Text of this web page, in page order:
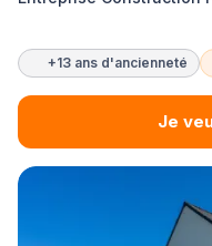
+13 ans d'ancienneté
Je